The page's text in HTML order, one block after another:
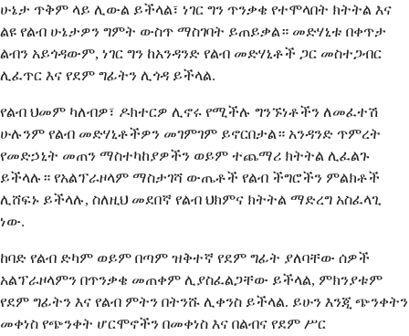
ሁኔታ ጥቅም ላይ ሊውል ይችላል፣ ነገር ግን ጥንቃቄ የተሞላበት ክትትል እና
ልዩ የልብ ሁኔታዎን ግምት ውስጥ ማስገባት ይጠይቃል። መድሃኒቱ በቀጥታ
ልብን አይጎዳውም, ነገር ግን ከአንዳንድ የልብ መድሃኒቶች ጋር መስተጋብር
ሊፈጥር እና የደም ግፊትን ሊጎዳ ይችላል.
የልብ ህመም ካለብዎ፣ ዶክተርዎ ሊኖሩ የሚችሉ ግንኙነቶችን ለመፈተሽ
ሁሉንም የልብ መድሃኒቶችዎን መገምገም ይኖርበታል። አንዳንድ ጥምረት
የመድኃኒት መጠን ማስተካከያዎችን ወይም ተጨማሪ ክትትል ሊፈልጉ
ይችላሉ። የአልፕራዞላም ማስታገሻ ውጤቶች የልብ ችግሮችን ምልክቶች
ሊሸፍኑ ይችላሉ, ስለዚህ መደበኛ የልብ ህክምና ክትትል ማድረግ አስፈላጊ
ነው.
ከባድ የልብ ድካም ወይም በጣም ዝቅተኛ የደም ግፊት ያለባቸው ሰዎች
አልፕራዞላምን በጥንቃቄ መጠቀም ሊያስፈልጋቸው ይችላል, ምክንያቱም
የደም ግፊትን እና የልብ ምትን በትንሹ ሊቀንስ ይችላል. ይሁን እንጂ ጭንቀትን
መቀነስ የጭንቀት ሆርሞኖችን በመቀነስ እና በልብና የደም ሥር